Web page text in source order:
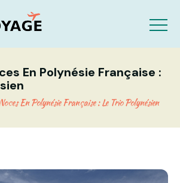
En Polynésie Française :
En Polynésie Française : Le Trio Polynésien